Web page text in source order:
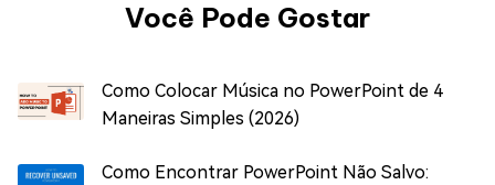
Você Pode Gostar
Como Colocar Música no PowerPoint de 4
Maneiras Simples (2026)
Como Encontrar PowerPoint Não Salvo: